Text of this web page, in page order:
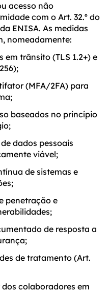
acesso não
com o Art. 32.º do
ENISA. As medidas
nomeadamente:
em trânsito (TLS 1.2+) e
(MFA/2FA) para
baseados no princípio
dados pessoais
viável;
de sistemas e
penetração e
de resposta a
de tratamento (Art.
colaboradores em